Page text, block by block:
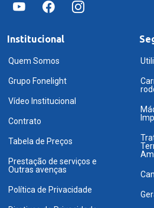
Institucional
Quem Somos
Grupo Fonelight
Vídeo Institucional
Contrato
Tabela de Preços
Prestação de serviços e
Outras avenças
Política de Privacidade